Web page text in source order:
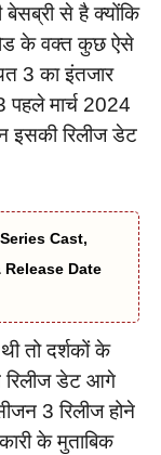
से है क्योंकि
के वक्त कुछ ऐसे
3 का इंतजार
मार्च 2024
इसकी रिलीज डेट
Cast,
Release Date
तो दर्शकों के
रिलीज डेट आगे
3 रिलीज होने
के मुताबिक